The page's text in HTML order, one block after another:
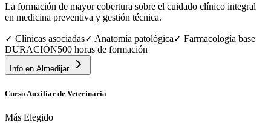
La formación de mayor cobertura sobre el cuidado clínico integral
en medicina preventiva y gestión técnica.
✓ Clínicas asociadas✓ Anatomía patológica✓ Farmacología base
DURACIÓN500 horas de formación
Info en Almedijar
Curso Auxiliar de Veterinaria
Más Elegido